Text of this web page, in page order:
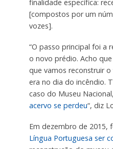
finalidade específica:
[compostos por um
vozes].
“O passo principal foi a
o novo prédio. Acho
que vamos reconstruir
era no dia do incêndio.
caso do Museu Nacional,
acervo se perdeu“, diz
Em dezembro de 2015,
Língua Portuguesa ser